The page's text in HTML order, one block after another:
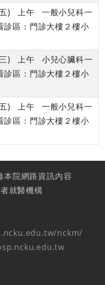
) 上午 一般小兒科一
區：門診大樓２樓小
) 上午 小兒心臟科一
區：門診大樓２樓小
) 上午 一般小兒科一
區：門診大樓２樓小
本院網路資訊內容
就醫機構
nckm/